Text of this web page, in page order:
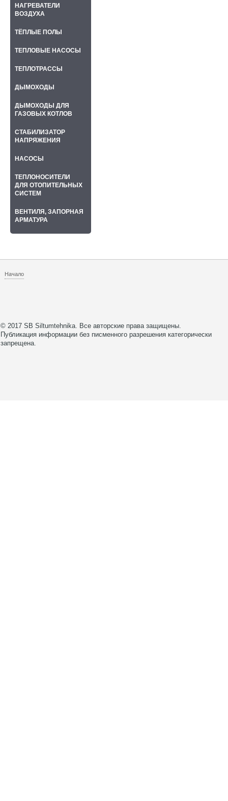
НАГРЕВАТЕЛИ
ВОЗДУХА
ТЁПЛЫЕ ПОЛЫ
ТЕПЛОВЫЕ НАСОСЫ
ТЕПЛОТРАССЫ
ДЫМОХОДЫ
ДЫМОХОДЫ ДЛЯ
ГАЗОВЫХ КОТЛОВ
СТАБИЛИЗАТОР
НАПРЯЖЕНИЯ
НАСОСЫ
ТЕПЛОНОСИТЕЛИ
ДЛЯ ОТОПИТЕЛЬНЫХ
СИСТЕМ
ВЕНТИЛЯ, ЗАПОРНАЯ
АРМАТУРА
Начало
© 2017 SB Siltumtehnika. Все авторские права защищены.
Публикация информации без писменного разрешения категорически
запрещена.